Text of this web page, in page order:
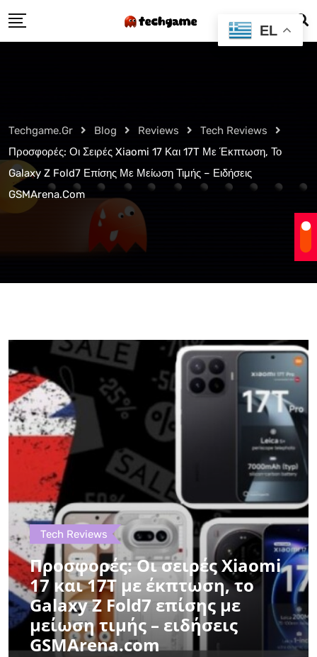
to
Techgame.gr Blog Reviews
Tech Reviews
Προσφορές: Οι Σειρές Xiaomi 17 Και 17T Με Έκπτωση, Το
Galaxy Z Fold7 Επίσης Με Μείωση Τιμής – Ειδήσεις
GSMArena.com
Tech Reviews
Προσφορές: Οι σειρές Xiaomi
17 και 17T με έκπτωση, το
Galaxy Z Fold7 επίσης με
μείωση τιμής – ειδήσεις
GSMArena.com
EL